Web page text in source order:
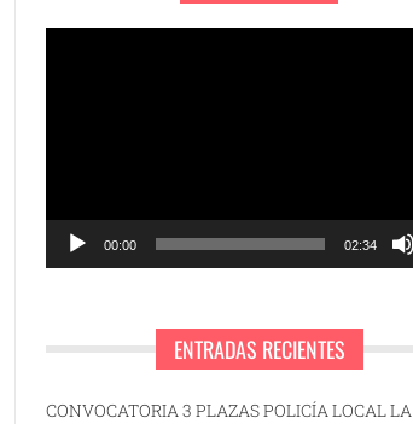
00:00 02:34
ENTRADAS RECIENTES
CONVOCATORIA 3 PLAZAS POLICÍA LOCAL LA